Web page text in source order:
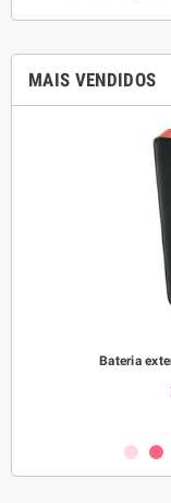
MAIS VENDIDOS
Bateria